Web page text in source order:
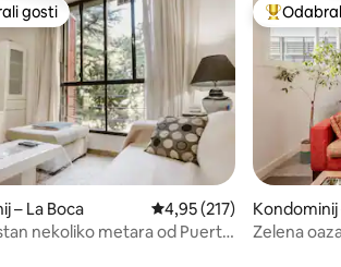
recenzija: 111
rangiranima s oznakom „Odabrali gosti”
gosti
– La Boca Prosječna ocjena: 4,95/5,
4,95 (217)
nekoliko metara od Puerto
Među
Zelena